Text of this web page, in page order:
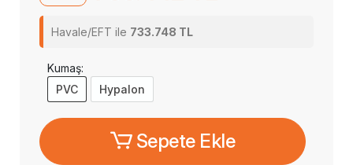
Havale/EFT ile 733.748 TL
Kumaş:
PVC
Hypalon
Sepete Ekle